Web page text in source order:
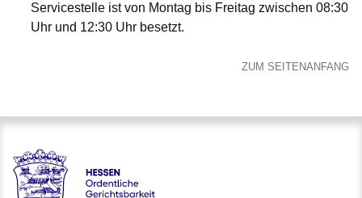
Servicestelle ist von Montag bis Freitag zwischen 08:30
Uhr und 12:30 Uhr besetzt.
ZUM SEITENANFANG